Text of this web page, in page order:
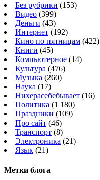
Без рубрики (153)
Видео (399)
Деньги (43)
Интернет (192)
Кино по пятницам (422)
Книги (45)
Компьютерное (14)
Культура (476)
Музыка (260)
Наука (17)
Нихерасебебывает (16)
Политика (1 180)
Праздники (109)
Про сайт (46)
Транспорт (8)
Электроника (21)
Язык (21)
Метки блога